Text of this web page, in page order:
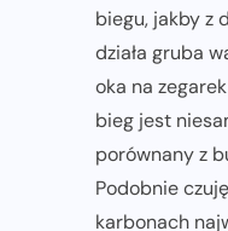
biegu, jakby z
działa gruba
oka na
bieg jest
porównany z
Podobnie
karbonach